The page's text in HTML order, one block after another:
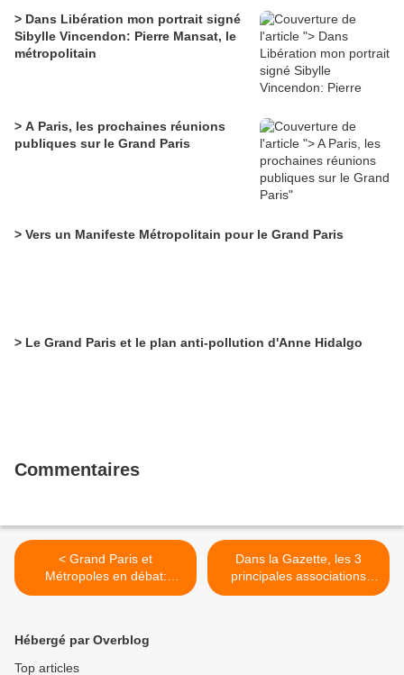
> Dans Libération mon portrait signé
Sibylle Vincendon: Pierre Mansat, le
métropolitain
> A Paris, les prochaines réunions
publiques sur le Grand Paris
> Vers un Manifeste Métropolitain pour le Grand Paris
> Le Grand Paris et le plan anti-pollution d'Anne Hidalgo
Commentaires
< Grand Paris et
Métropoles en débat:
vidéos de Pierre Mansat à
Dans la Gazette, les 3
principales associations
d'élus refusent un grand
Hébergé par Overblog
Top articles